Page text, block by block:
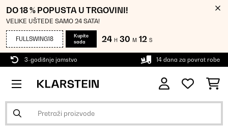
DO 18 % POPUSTA U TRGOVINI!
VELIKE UŠTEDE SAMO 24 SATA!
FULLSWING18
Kupite
sada
24 H 30 M 12 S
3-godišnje jamstvo 14 dana za povrat robe